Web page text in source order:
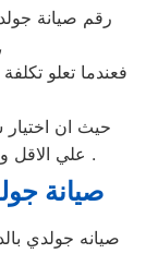
رقم صيانة
عوامل نجاح عملية الاصلاح ,
فعندما تعلو
حيث ان
علي الاقل و بيع الجهاز القديم يكون هو الاختيار الأمثل .
صيانة
صيانه جولدي